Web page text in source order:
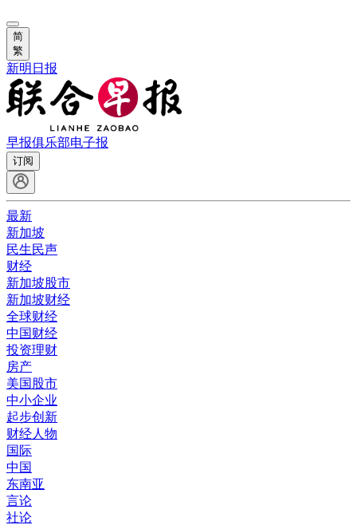
简
繁
新明日报
早报俱乐部电子报
订阅
最新
新加坡
民生民声
财经
新加坡股市
新加坡财经
全球财经
中国财经
投资理财
房产
美国股市
中小企业
起步创新
财经人物
国际
中国
东南亚
言论
社论